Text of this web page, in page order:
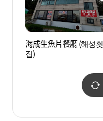
海成生魚片餐廳 (해성횟
집)